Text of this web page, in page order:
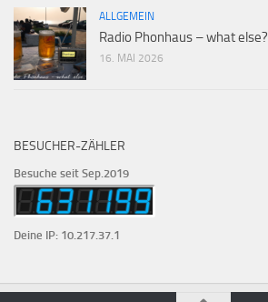
ALLGEMEIN
Radio Phonhaus – what else?
16. MAI 2026
BESUCHER-ZÄHLER
Besuche seit Sep.2019
Deine IP: 10.217.37.1